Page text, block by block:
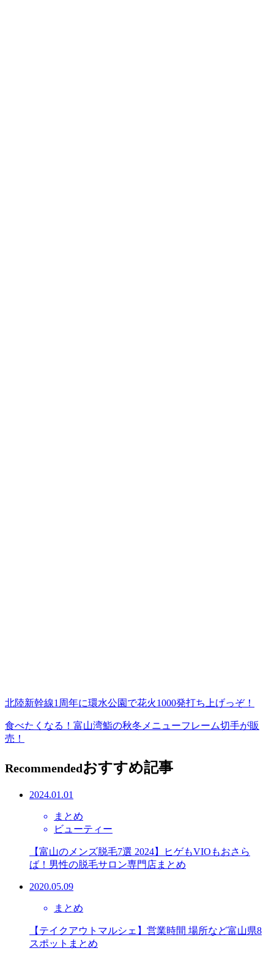
北陸新幹線1周年に環水公園で花火1000発打ち上げっぞ！
食べたくなる！富山湾鮨の秋冬メニューフレーム切手が販
売！
Recommendedおすすめ記事
2024.01.01
まとめ
ビューティー
【富山のメンズ脱毛7選 2024】ヒゲもVIOもおさら
ば！男性の脱毛サロン専門店まとめ
2020.05.09
まとめ
【テイクアウトマルシェ】営業時間 場所など富山県8
スポットまとめ